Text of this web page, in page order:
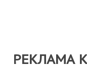
РЕКЛАМА